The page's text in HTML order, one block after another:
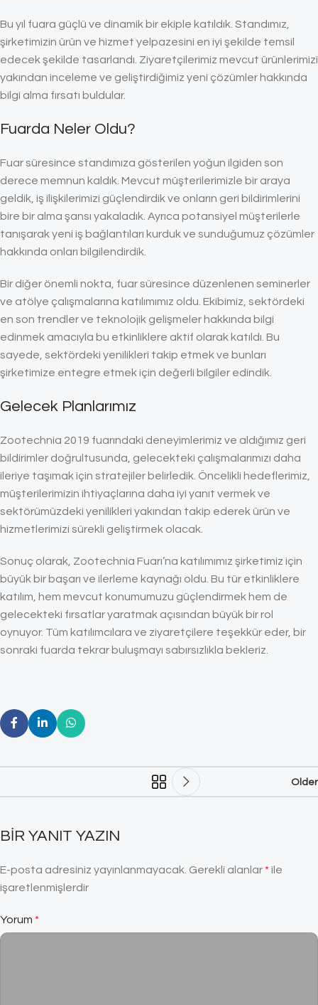
Bu yıl fuara güçlü ve dinamik bir ekiple katıldık. Standımız,
şirketimizin ürün ve hizmet yelpazesini en iyi şekilde temsil
edecek şekilde tasarlandı. Ziyaretçilerimiz mevcut ürünlerimizi
yakından inceleme ve geliştirdiğimiz yeni çözümler hakkında
bilgi alma fırsatı buldular.
Fuarda Neler Oldu?
Fuar süresince standımıza gösterilen yoğun ilgiden son
derece memnun kaldık. Mevcut müşterilerimizle bir araya
geldik, iş ilişkilerimizi güçlendirdik ve onların geri bildirimlerini
bire bir alma şansı yakaladık. Ayrıca potansiyel müşterilerle
tanışarak yeni iş bağlantıları kurduk ve sunduğumuz çözümler
hakkında onları bilgilendirdik.
Bir diğer önemli nokta, fuar süresince düzenlenen seminerler
ve atölye çalışmalarına katılımımız oldu. Ekibimiz, sektördeki
en son trendler ve teknolojik gelişmeler hakkında bilgi
edinmek amacıyla bu etkinliklere aktif olarak katıldı. Bu
sayede, sektördeki yenilikleri takip etmek ve bunları
şirketimize entegre etmek için değerli bilgiler edindik.
Gelecek Planlarımız
Zootechnia 2019 fuarındaki deneyimlerimiz ve aldığımız geri
bildirimler doğrultusunda, gelecekteki çalışmalarımızı daha
ileriye taşımak için stratejiler belirledik. Öncelikli hedeflerimiz,
müşterilerimizin ihtiyaçlarına daha iyi yanıt vermek ve
sektörümüzdeki yenilikleri yakından takip ederek ürün ve
hizmetlerimizi sürekli geliştirmek olacak.
Sonuç olarak, Zootechnia Fuarı’na katılımımız şirketimiz için
büyük bir başarı ve ilerleme kaynağı oldu. Bu tür etkinliklere
katılım, hem mevcut konumumuzu güçlendirmek hem de
gelecekteki fırsatlar yaratmak açısından büyük bir rol
oynuyor. Tüm katılımcılara ve ziyaretçilere teşekkür eder, bir
sonraki fuarda tekrar buluşmayı sabırsızlıkla bekleriz.
Older
BIR YANIT YAZIN
E-posta adresiniz yayınlanmayacak. Gerekli alanlar * ile
işaretlenmişlerdir
Yorum *